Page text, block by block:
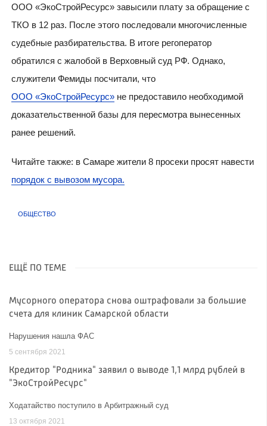
ООО «ЭкоСтройРесурс» завысили плату за обращение с
ТКО в 12 раз. После этого последовали многочисленные
судебные разбирательства. В итоге регоператор
обратился с жалобой в Верховный суд РФ. Однако,
служители Фемиды посчитали, что
ООО «ЭкоСтройРесурс»не предоставило необходимой
доказательственной базы для пересмотра вынесенных
ранее решений.
Читайте также: в Самаре жители 8 просеки просят навести
порядок с вывозом мусора.
ОБЩЕСТВО
ЕЩЁ ПО ТЕМЕ
Мусорного оператора снова оштрафовали за большие
счета для клиник Самарской области
Нарушения нашла ФАС
5 сентября 2021
Кредитор "Родника" заявил о выводе 1,1 млрд рублей в
"ЭкоСтройРесурс"
Ходатайство поступило в Арбитражный суд
13 октября 2021